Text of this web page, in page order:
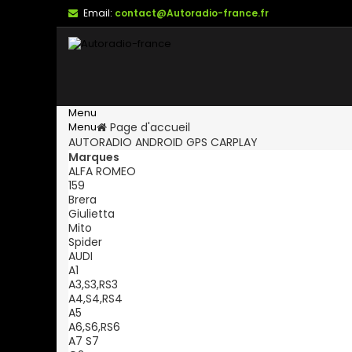
Email: contact@Autoradio-france.fr
Menu
Menu
Page d'accueil
AUTORADIO ANDROID GPS CARPLAY
Marques
ALFA ROMEO
159
Brera
Giulietta
Mito
Spider
AUDI
A1
A3,S3,RS3
A4,S4,RS4
A5
A6,S6,RS6
A7 S7